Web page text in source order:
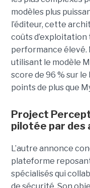
modèles plus
l’éditeur, cette
coûts
performance élevé.
utilisant le modèle
score de 96 % sur
points de plus que
Project
pilotée par des
L’autre annonce
plateforme
spécialisés qui